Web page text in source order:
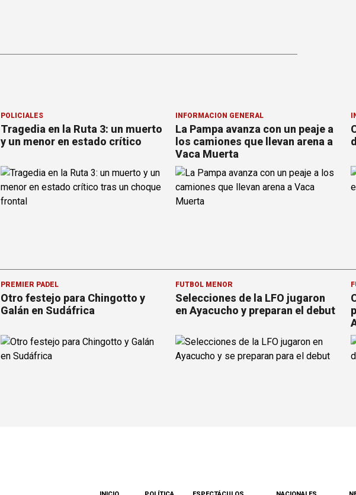
POLICIALES
Tragedia en la Ruta 3: un muerto
y un menor en estado crítico
INFORMACION GENERAL
La Pampa avanza con un peaje a
los camiones que llevan arena a
Vaca Muerta
PREMIER PÁDEL
Otro festejo para Chingotto y
Galán en Sudáfrica
FÚTBOL MENOR
Selecciones de la LFO jugaron
en Ayacucho y preparan el debut